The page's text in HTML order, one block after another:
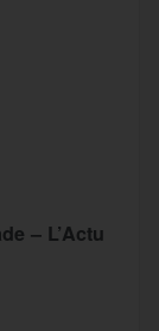
– L’Actu